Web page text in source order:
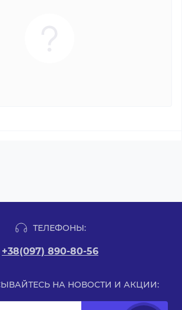
ТЕЛЕФОНЫ:
+38(097) 890-80-56
НА НОВОСТИ И АКЦИИ: